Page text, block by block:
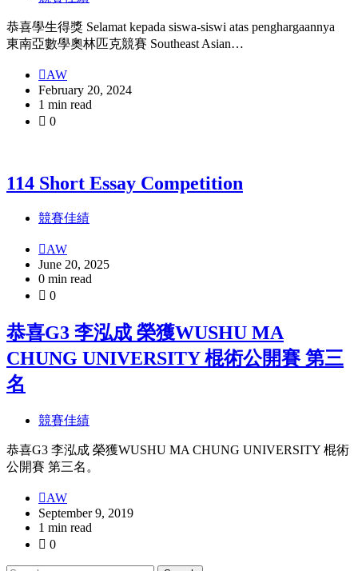
恭喜學生得獎 Selamat kepada siswa-siswi atas penghargaannya
東南亞數學奧林匹克競賽 Southeast Asian…
AW
February 20, 2024
1 min read
0
114 Short Essay Competition
競賽佳績
AW
June 20, 2025
0 min read
0
恭喜G3 李泓成 榮獲WUSHU MA
CHUNG UNIVERSITY 棍術公開賽 第三
名
競賽佳績
恭喜G3 李泓成 榮獲WUSHU MA CHUNG UNIVERSITY 棍術
公開賽 第三名。
AW
September 9, 2019
1 min read
0